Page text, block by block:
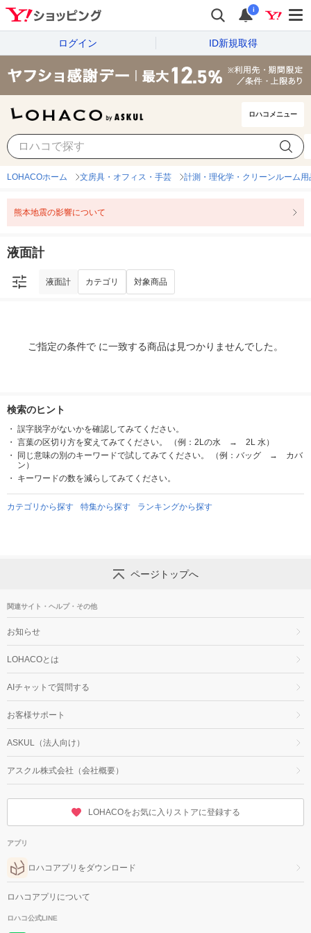
i
ログイン ID新規取得
ロハコメニュー
LOHACOホーム 文房具・オフィス・手芸 計測・理化学・クリーンルーム用
熊本地震の影響について
液面計
液面計 カテゴリ 対象商品
ご指定の条件で に一致する商品は見つかりませんでした。
検索のヒント
誤字脱字がないかを確認してみてください。
言葉の区切り方を変えてみてください。 （例：2Lの水 → 2L 水）
同じ意味の別のキーワードで試してみてください。 （例：バッグ → カバ
ン）
キーワードの数を減らしてみてください。
カテゴリから探す 特集から探す ランキングから探す
ページトップへ
関連サイト・ヘルプ・その他
お知らせ
LOHACOとは
AIチャットで質問する
お客様サポート
ASKUL（法人向け）
アスクル株式会社（会社概要）
LOHACOをお気に入りストアに登録する
アプリ
ロハコアプリをダウンロード
ロハコアプリについて
ロハコ公式LINE